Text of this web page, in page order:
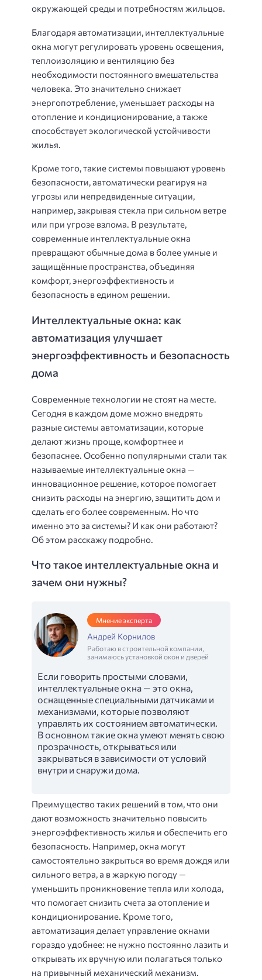
окружающей среды и потребностям жильцов.
Благодаря автоматизации, интеллектуальные
окна могут регулировать уровень освещения,
теплоизоляцию и вентиляцию без
необходимости постоянного вмешательства
человека. Это значительно снижает
энергопотребление, уменьшает расходы на
отопление и кондиционирование, а также
способствует экологической устойчивости
жилья.
Кроме того, такие системы повышают уровень
безопасности, автоматически реагируя на
угрозы или непредвиденные ситуации,
например, закрывая стекла при сильном ветре
или при угрозе взлома. В результате,
современные интеллектуальные окна
превращают обычные дома в более умные и
защищённые пространства, объединяя
комфорт, энергоэффективность и
безопасность в едином решении.
Интеллектуальные окна: как
автоматизация улучшает
энергоэффективность и безопасность
дома
Современные технологии не стоят на месте.
Сегодня в каждом доме можно внедрять
разные системы автоматизации, которые
делают жизнь проще, комфортнее и
безопаснее. Особенно популярными стали так
называемые интеллектуальные окна —
инновационное решение, которое помогает
снизить расходы на энергию, защитить дом и
сделать его более современным. Но что
именно это за системы? И как они работают?
Об этом расскажу подробно.
Что такое интеллектуальные окна и
зачем они нужны?
Мнение эксперта
Андрей Корнилов
Работаю в строительной компании,
занимаюсь установкой окон и дверей
Если говорить простыми словами,
интеллектуальные окна — это окна,
оснащенные специальными датчиками и
механизмами, которые позволяют
управлять их состоянием автоматически.
В основном такие окна умеют менять свою
прозрачность, открываться или
закрываться в зависимости от условий
внутри и снаружи дома.
Преимущество таких решений в том, что они
дают возможность значительно повысить
энергоэффективность жилья и обеспечить его
безопасность. Например, окна могут
самостоятельно закрыться во время дождя или
сильного ветра, а в жаркую погоду —
уменьшить проникновение тепла или холода,
что помогает снизить счета за отопление и
кондиционирование. Кроме того,
автоматизация делает управление окнами
гораздо удобнее: не нужно постоянно лазить и
открывать их вручную или полагаться только
на привычный механический механизм.